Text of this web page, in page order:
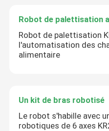
Robot de palettisation
Robot de palettisation
l'automatisation des
alimentaire
Un kit de bras robotisé
Le robot s'habille avec
robotiques de 6 axes